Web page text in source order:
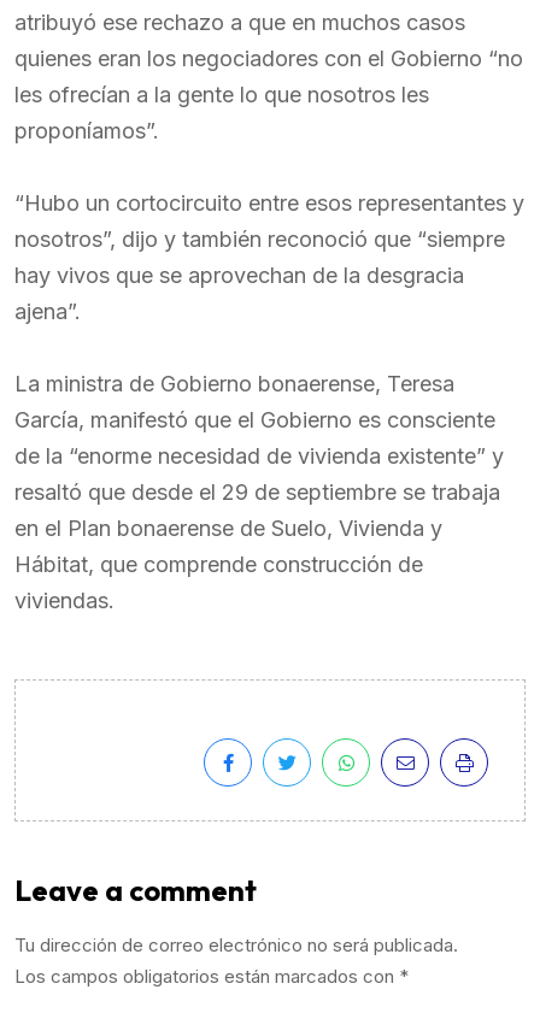
atribuyó ese rechazo a que en muchos casos
quienes eran los negociadores con el Gobierno “no
les ofrecían a la gente lo que nosotros les
proponíamos”.
“Hubo un cortocircuito entre esos representantes y
nosotros”, dijo y también reconoció que “siempre
hay vivos que se aprovechan de la desgracia
ajena”.
La ministra de Gobierno bonaerense, Teresa
García, manifestó que el Gobierno es consciente
de la “enorme necesidad de vivienda existente” y
resaltó que desde el 29 de septiembre se trabaja
en el Plan bonaerense de Suelo, Vivienda y
Hábitat, que comprende construcción de
viviendas.
Leave a comment
Tu dirección de correo electrónico no será publicada.
Los campos obligatorios están marcados con *